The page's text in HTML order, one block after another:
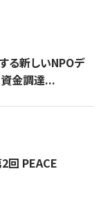
る新しいNPOデ
金調達...
回 PEACE